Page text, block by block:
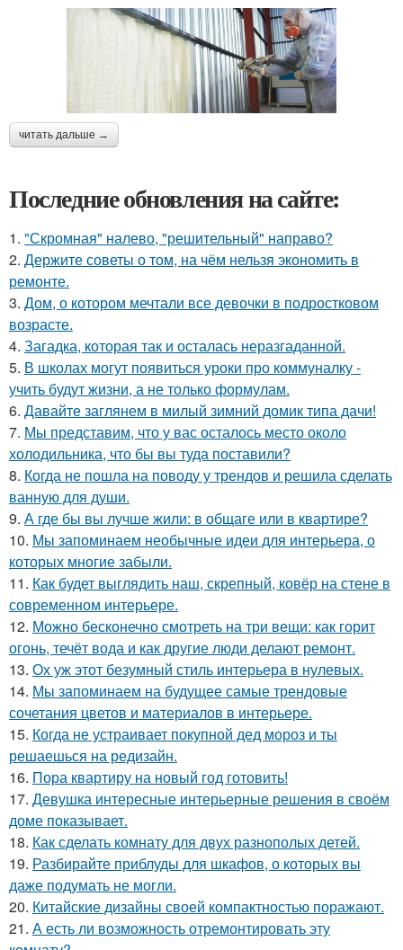
читать дальше →
Последние обновления на сайте:
1. "Скромная" налево, "решительный" направо?
2. Держите советы о том, на чём нельзя экономить в
ремонте.
3. Дом, о котором мечтали все девочки в подростковом
возрасте.
4. Загадка, которая так и осталась неразгаданной.
5. В школах могут появиться уроки про коммуналку -
учить будут жизни, а не только формулам.
6. Давайте заглянем в милый зимний домик типа дачи!
7. Мы представим, что у вас осталось место около
холодильника, что бы вы туда поставили?
8. Когда не пошла на поводу у трендов и решила сделать
ванную для души.
9. А где бы вы лучше жили: в общаге или в квартире?
10. Мы запоминаем необычные идеи для интерьера, о
которых многие забыли.
11. Как будет выглядить наш, скрепный, ковёр на стене в
современном интерьере.
12. Можно бесконечно смотреть на три вещи: как горит
огонь, течёт вода и как другие люди делают ремонт.
13. Ох уж этот безумный стиль интерьера в нулевых.
14. Мы запоминаем на будущее самые трендовые
сочетания цветов и материалов в интерьере.
15. Когда не устраивает покупной дед мороз и ты
решаешься на редизайн.
16. Пора квартиру на новый год готовить!
17. Девушка интересные интерьерные решения в своём
доме показывает.
18. Как сделать комнату для двух разнополых детей.
19. Разбирайте приблуды для шкафов, о которых вы
даже подумать не могли.
20. Китайские дизайны своей компактностью поражают.
21. А есть ли возможность отремонтировать эту